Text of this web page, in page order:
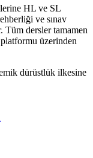
HL ve SL
ve sınav
Tüm dersler tamamen
üzerinden
dürüstlük ilkesine